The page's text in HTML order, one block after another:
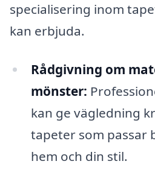
specialisering inom
kan erbjuda.
Rådgivning om
mönster:
kan ge vägledning
tapeter som passar
hem och din stil.